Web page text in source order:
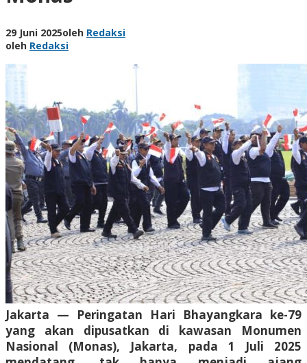
29 Juni 2025oleh Redaksi
oleh Redaksi
Jakarta — Peringatan Hari Bhayangkara ke-79
yang akan dipusatkan di kawasan Monumen
Nasional (Monas), Jakarta, pada 1 Juli 2025